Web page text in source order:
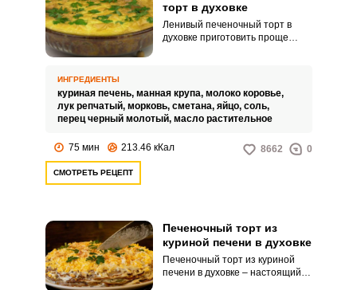
торт в духовке
Ленивый печеночный торт в
духовке приготовить проще
невероятным.
ИНГРЕДИЕНТЫ
куриная печень, манная крупа, молоко коровье,
лук репчатый, морковь, сметана, яйцо, соль,
перец черный молотый, масло растительное
75 мин 213.46 кКал 8662 0
СМОТРЕТЬ РЕЦЕПТ
Печеночный торт из
куриной печени в духовке
Печеночный торт из куриной
печени в духовке – настоящий